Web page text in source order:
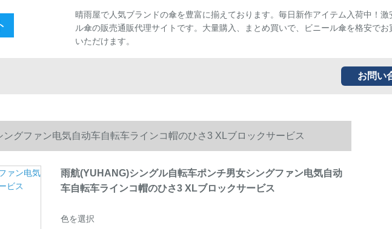
晴雨屋で人気ブランドの傘を豊富に揃えております。毎日新作アイテム入荷中！激
ル傘の販売通販代理サイトです。大量購入、まとめ買いで、ビニール傘を格安でお
いただけます。
お問い
グファン电気自动车自転车ラインコ帽のひさ3 XLブロックサービス
雨航(YUHANG)シングル自転车ポンチ男女シングファン电気自动
车自転车ラインコ帽のひさ3 XLブロックサービス
色を選択